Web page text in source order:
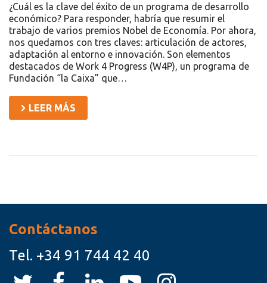
¿Cuál es la clave del éxito de un programa de desarrollo
económico? Para responder, habría que resumir el
trabajo de varios premios Nobel de Economía. Por ahora,
nos quedamos con tres claves: articulación de actores,
adaptación al entorno e innovación. Son elementos
destacados de Work 4 Progress (W4P), un programa de
Fundación “la Caixa” que…
LEER MÁS
Contáctanos
Tel. +34 91 744 42 40